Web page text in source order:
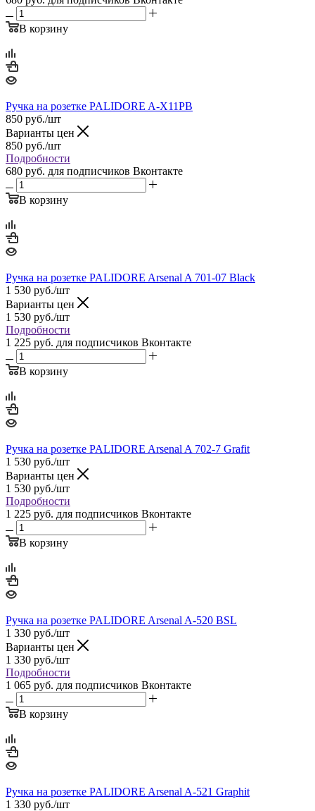
В корзину
Ручка на розетке PALIDORE A-X11PB
850 руб./шт
Варианты цен
850 руб./шт
Подробности
680 руб. для подписчиков Вконтакте
В корзину
Ручка на розетке PALIDORE Arsenal A 701-07 Black
1 530 руб./шт
Варианты цен
1 530 руб./шт
Подробности
1 225 руб. для подписчиков Вконтакте
В корзину
Ручка на розетке PALIDORE Arsenal A 702-7 Grafit
1 530 руб./шт
Варианты цен
1 530 руб./шт
Подробности
1 225 руб. для подписчиков Вконтакте
В корзину
Ручка на розетке PALIDORE Arsenal A-520 BSL
1 330 руб./шт
Варианты цен
1 330 руб./шт
Подробности
1 065 руб. для подписчиков Вконтакте
В корзину
Ручка на розетке PALIDORE Arsenal A-521 Graphit
1 330 руб./шт